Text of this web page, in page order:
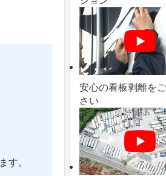
す。
安心の看板剥離を
さい